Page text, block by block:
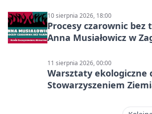
10 sierpnia 2026, 18:00
Procesy czarownic bez
Anna Musiałowicz w
11 sierpnia 2026, 00:00
Warsztaty ekologiczne
Stowarzyszeniem